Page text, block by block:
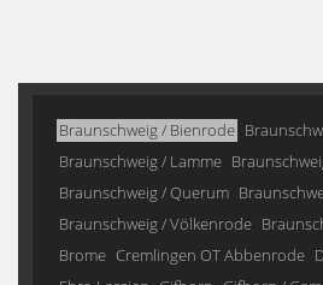
Braunschweig / Bienrode
Braunschweig / Lamme
Braunschweig / Querum
Braunschweig / Völkenrode
Brome Cremlingen OT Abbenrode